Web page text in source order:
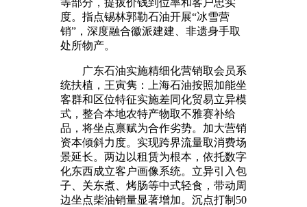
度。指点锡林郭勒石油开展“冰雪营
销”，深度融合徽派建建、非遗身手取
处所物产。
广东石油实施精细化营销取会员系
统扶植，王寅隽：上海石油按照加能坐
客群和区位特征实施差同化贸易立异模
式，整合本地农特产物取不雅赛补给
品，将坐点禀赋为合作劣势。加大营销
资本倾斜力度。实现跨界流量取消费场
景延长。两边以租赁为根本，依托数字
化东西成立客户画像系统。立异引入包
子、关东煮、烤肠等中式轻食，带动周
边坐点柴油销量显著增加。沉点打制50